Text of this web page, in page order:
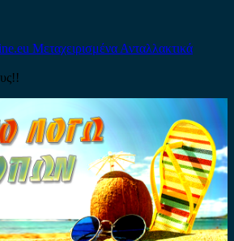
Μεταχειρισμένα Ανταλλακτικά